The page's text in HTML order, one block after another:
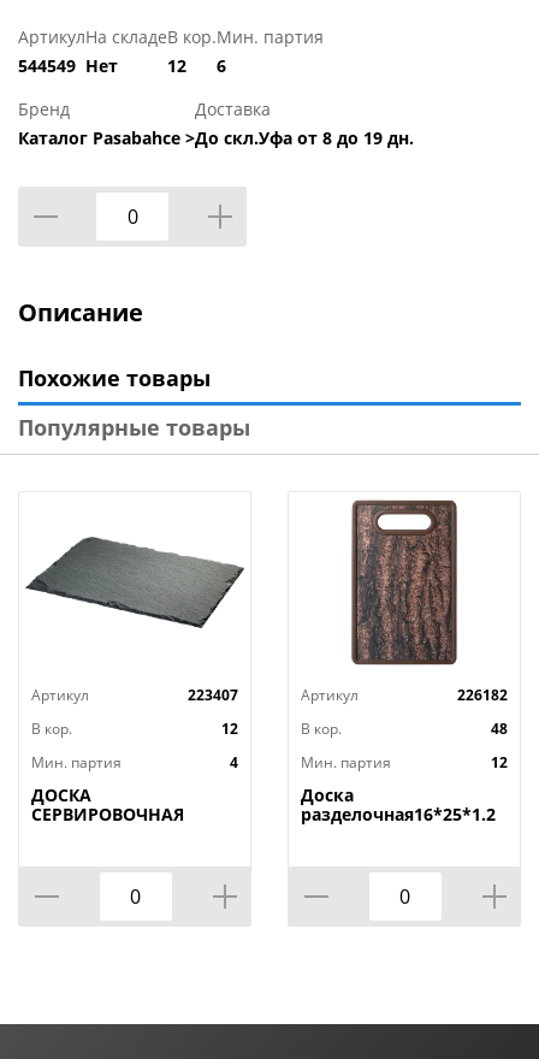
Артикул
544549
На складе
Нет
В кор.
12
Мин. партия
6
Бренд
Каталог Pasabahce >
Доставка
До скл.Уфа от 8 до 19 дн.
Описание
Похожие товары
Популярные товары
Артикул
223407
В кор.
12
Мин. партия
4
ДОСКА
СЕРВИРОВОЧНАЯ
УПАКОВКИ, КОР=12ШТ.
Артикул
226182
В кор.
48
Мин. партия
12
Доска
разделочная16*25*1.2